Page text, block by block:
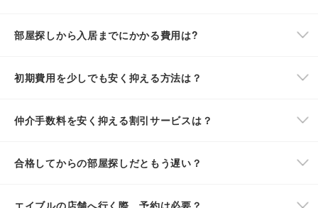
部屋探しから入居までにかかる費用は?
初期費用を少しでも安く抑える方法は？
仲介手数料を安く抑える割引サービスは？
合格してからの部屋探しだともう遅い？
エイブルの店舗へ行く際、予約は必要？